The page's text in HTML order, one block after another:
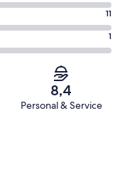
11
1
8,4
Personal & Service